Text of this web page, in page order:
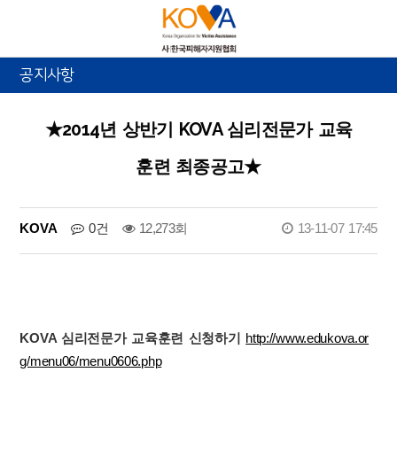
공지사항
★2014년 상반기 KOVA 심리전문가 교육
훈련 최종공고★
KOVA 0건 12,273회 13-11-07 17:45
KOVA 심리전문가 교육훈련 신청하기
http://www.edukova.or
g/menu06/menu0606.php